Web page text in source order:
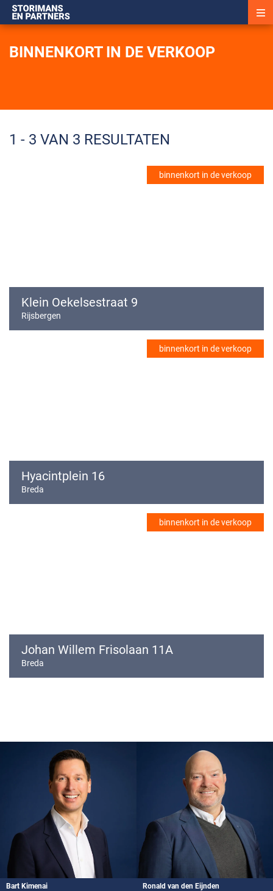
BINNENKORT IN DE VERKOOP
1 - 3 VAN 3 RESULTATEN
binnenkort in de verkoop
Klein Oekelsestraat 9
Rijsbergen
binnenkort in de verkoop
Hyacintplein 16
Breda
binnenkort in de verkoop
Johan Willem Frisolaan 11A
Breda
Bart Kimenai
Ronald van den Eijnden